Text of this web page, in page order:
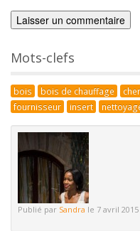
Mots-clefs
bois bois de chauffage
fournisseur
insert
Publié par Sandra le 7 avril 2015